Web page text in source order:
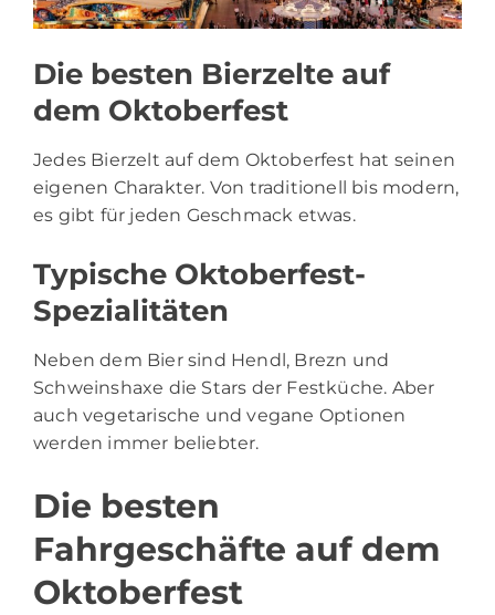
Die besten Bierzelte auf
dem Oktoberfest
Jedes Bierzelt auf dem Oktoberfest hat seinen
eigenen Charakter. Von traditionell bis modern,
es gibt für jeden Geschmack etwas.
Typische Oktoberfest-
Spezialitäten
Neben dem Bier sind Hendl, Brezn und
Schweinshaxe die Stars der Festküche. Aber
auch vegetarische und vegane Optionen
werden immer beliebter.
Die besten
Fahrgeschäfte auf dem
Oktoberfest